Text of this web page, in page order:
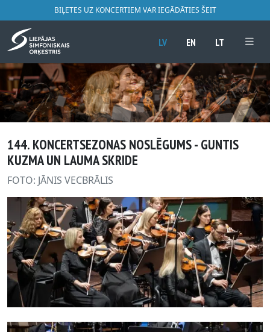
BIĻETES UZ KONCERTIEM VAR IEGĀDĀTIES ŠEIT
LV EN LT
144. KONCERTSEZONAS NOSLĒGUMS - GUNTIS
KUZMA UN LAUMA SKRIDE
FOTO: JĀNIS VECBRĀLIS